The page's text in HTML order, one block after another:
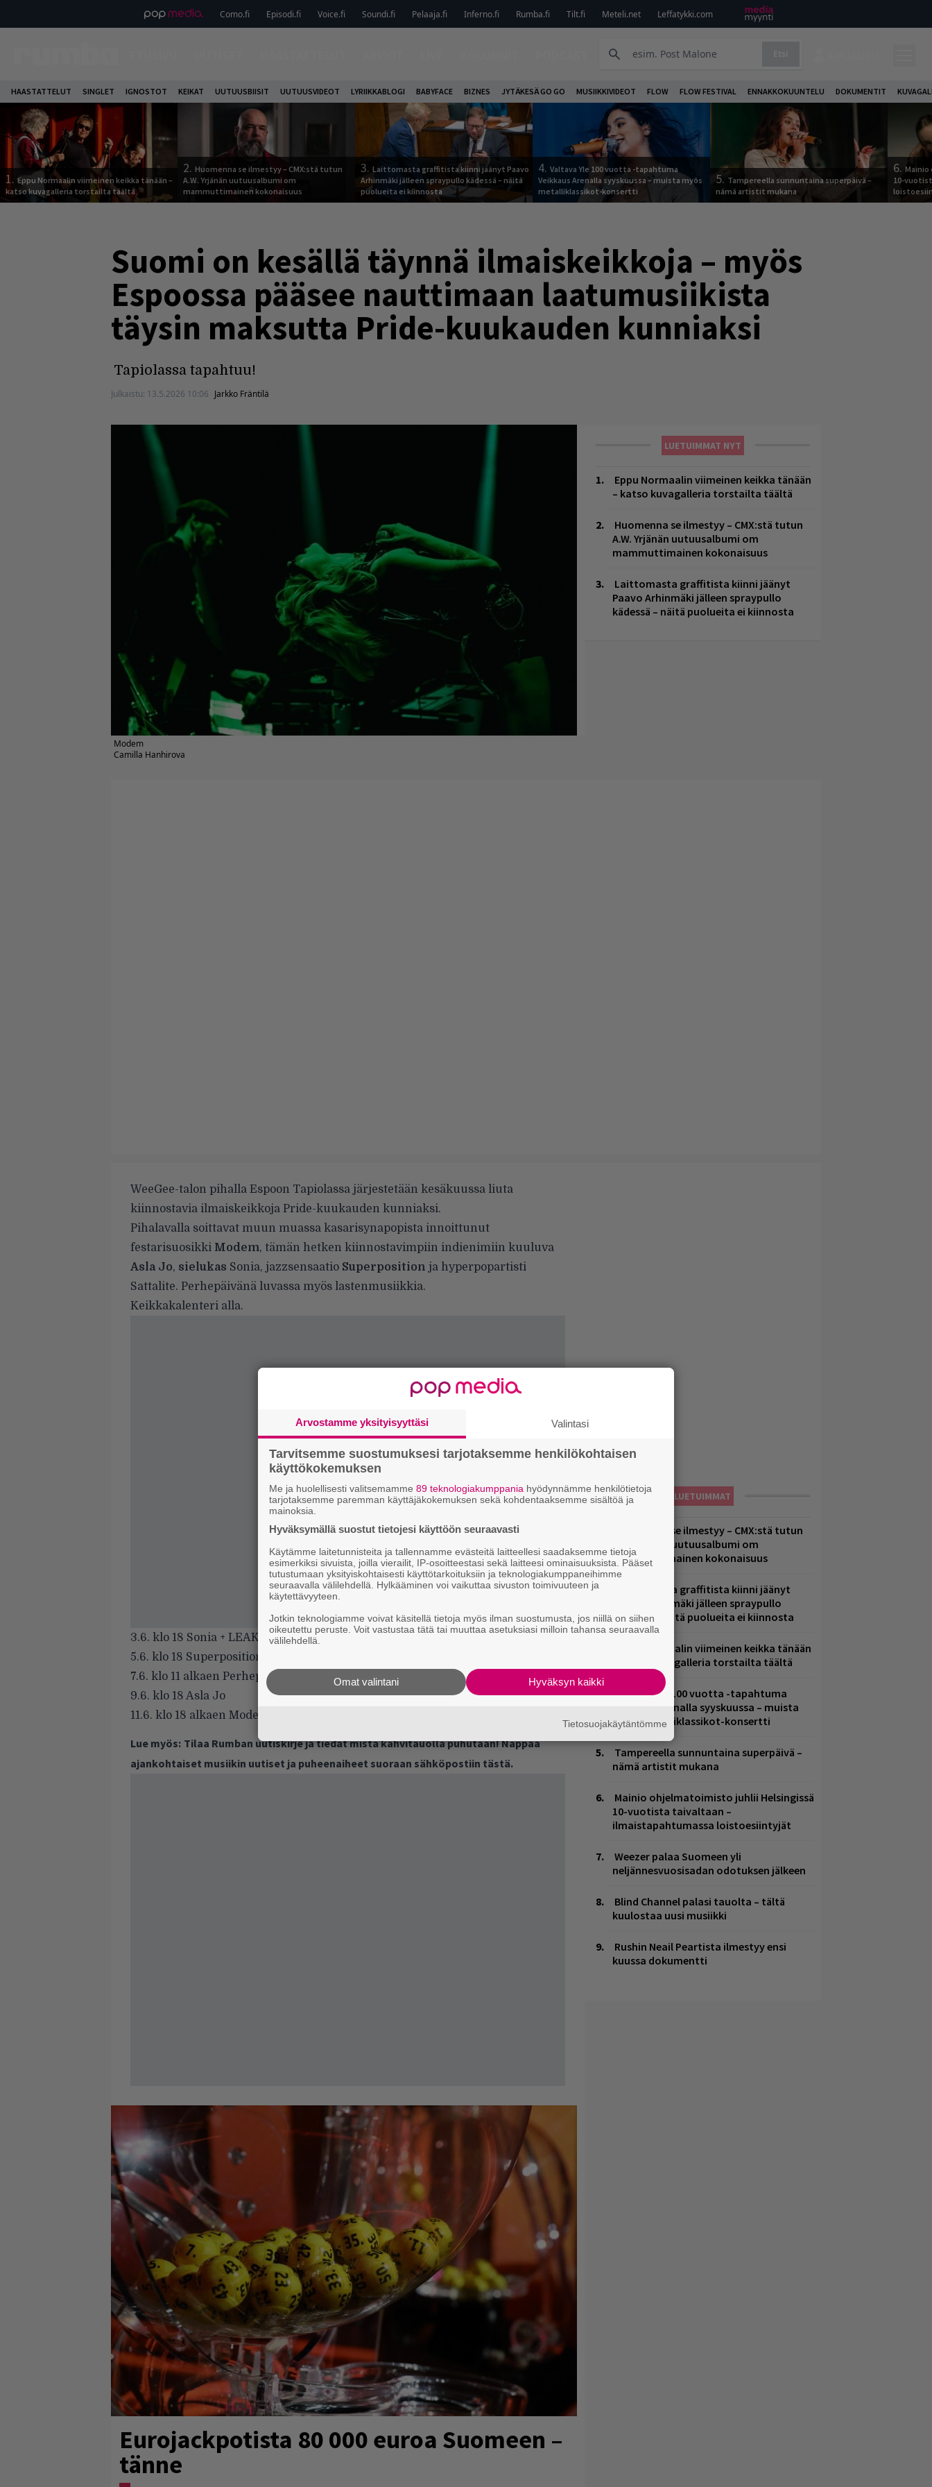
Como.fi Episodi.fi Voice.fi Soundi.fi Pelaaja.fi Inferno.fi Rumba.fi Tilt.fi Meteli.net Leffatykki.com
HAASTATTELUT SINGLET IGNOSTOT KEIKAT UUTUUSBIISIT UUTUUSVIDEOT LYRIIKKABLOGI BABYFACE BIZNES JYTÄKESÄ GO GO MUSIIKKIVIDEOT FLOW FLOW FESTIVAL ENNAKKOKUUNTELU DOKUMENTIT
1. Eppu Normaalin viimeinen keikka tänään –
katso kuvagalleria torstailta täältä
2. Huomenna se ilmestyy – CMX:stä tutun
A.W. Yrjänän uutuusalbumi om
mammuttimainen kokonaisuus
3. Laittomasta graffitista kiinni jäänyt Paavo
Arhinmäki jälleen spraypullo kädessä – näitä
puolueita ei kiinnosta
4. Valtava Yle 100 vuotta -tapahtuma
Veikkaus Arenalla syyskuussa – muista myös
metalliklassikot-konsertti
5. Tampereella sunnuntaina superpäivä –
nämä artistit mukana
6.
10-
Suomi on kesällä täynnä ilmaiskeikkoja – myös
Espoossa pääsee nauttimaan laatumusiikista
täysin maksutta Pride-kuukauden kunniaksi
Tapiolassa tapahtuu!
Julkaistu: 13.5.2026 10:06 Jarkko Fräntilä
Modem
Camilla Hanhirova
LUETUIMMAT NYT
Eppu Normaalin viimeinen keikka tänään
– katso kuvagalleria torstailta täältä
Huomenna se ilmestyy – CMX:stä tutun
A.W. Yrjänän uutuusalbumi om
mammuttimainen kokonaisuus
Laittomasta graffitista kiinni jäänyt
Paavo Arhinmäki jälleen spraypullo
kädessä – näitä puolueita ei kiinnosta
WeeGee-talon pihalla Espoon Tapiolassa järjestetään kesäkuussa liuta
kiinnostavia ilmaiskeikkoja Pride-kuukauden kunniaksi.
Pihalavalla soittavat muun muassa kasarisynapopista innoittunut
festarisuosikki Modem, tämän hetken kiinnostavimpiin indienimiin kuuluva
Asla Jo, sielukas Sonia, jazzsensaatio Superposition ja hyperpopartisti
Sattalite. Perhepäivänä luvassa myös lastenmusiikkia.
Keikkakalenteri alla.
3.6. klo 18 Sonia + LEAK
5.6. klo 18 Superposition
7.6. klo 11 alkaen Perhepäivä
9.6. klo 18 Asla Jo
11.6. klo 18 alkaen Modem & Sattalite
Lue myös: Tilaa Rumban uutiskirje ja tiedät mistä kahvitauolla puhutaan! Nappaa
ajankohtaiset musiikin uutiset ja puheenaiheet suoraan sähköpostiin tästä.
Eurojackpotista 80 000 euroa Suomeen –
tänne
LUETUIMMAT
Huomenna se ilmestyy – CMX:stä tutun
A.W. Yrjänän uutuusalbumi om
mammuttimainen kokonaisuus
Laittomasta graffitista kiinni jäänyt
Paavo Arhinmäki jälleen spraypullo
kädessä – näitä puolueita ei kiinnosta
Eppu Normaalin viimeinen keikka tänään
– katso kuvagalleria torstailta täältä
Valtava Yle 100 vuotta -tapahtuma
Veikkaus Arenalla syyskuussa – muista
myös metalliklassikot-konsertti
Tampereella sunnuntaina superpäivä –
nämä artistit mukana
Mainio ohjelmatoimisto juhlii Helsingissä
10-vuotista taivaltaan –
ilmaistapahtumassa loistoesiintyjät
Weezer palaa Suomeen yli
neljännesvuosisadan odotuksen jälkeen
Blind Channel palasi tauolta – tältä
kuulostaa uusi musiikki
Rushin Neail Peartista ilmestyy ensi
kuussa dokumentti
Arvostamme yksityisyyttäsi Valintasi
Tarvitsemme suostumuksesi tarjotaksemme henkilökohtaisen
käyttökokemuksen
Me ja huolellisesti valitsemamme 89 teknologiakumppania hyödynnämme henkilötietoja
tarjotaksemme paremman käyttäjäkokemuksen sekä kohdentaaksemme sisältöä ja
mainoksia.
Hyväksymällä suostut tietojesi käyttöön seuraavasti
Käytämme laitetunnisteita ja tallennamme evästeitä laitteellesi saadaksemme tietoja
esimerkiksi sivuista, joilla vierailit, IP-osoitteestasi sekä laitteesi ominaisuuksista. Pääset
tutustumaan yksityiskohtaisesti käyttötarkoituksiin ja teknologiakumppaneihimme
seuraavalla välilehdellä. Hylkääminen voi vaikuttaa sivuston toimivuuteen ja
käytettävyyteen.
Jotkin teknologiamme voivat käsitellä tietoja myös ilman suostumusta, jos niillä on siihen
oikeutettu peruste. Voit vastustaa tätä tai muuttaa asetuksiasi milloin tahansa seuraavalla
välilehdellä.
Hyväksyn kaikki
Omat valintani
Tietosuojakäytäntömme